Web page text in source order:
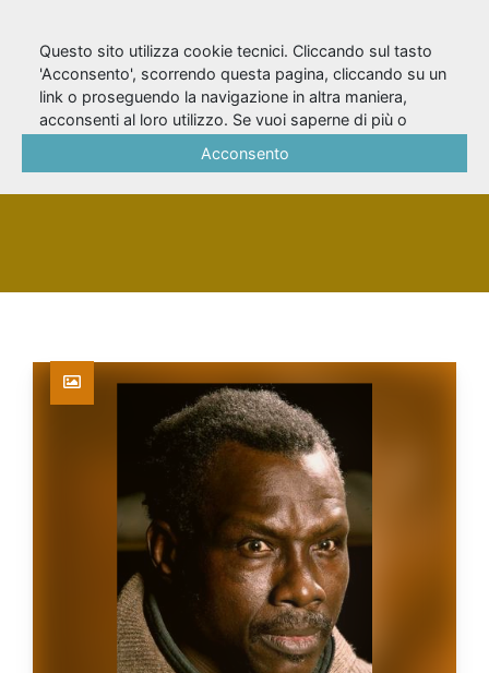
Dioume, Mamadou
PERSONA
Questo sito utilizza cookie tecnici. Cliccando sul tasto
'Acconsento', scorrendo questa pagina, cliccando su un
link o proseguendo la navigazione in altra maniera,
acconsenti al loro utilizzo. Se vuoi saperne di più o
Acconsento